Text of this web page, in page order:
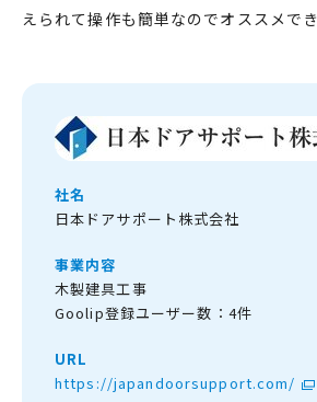
えられて操作も簡単なのでオススメでき
社名
日本ドアサポート株式会社
事業内容
木製建具工事
Goolip登録ユーザー数：4件
URL
https://japandoorsupport.com/